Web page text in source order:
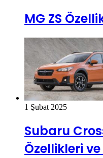
MG ZS
1 Şubat 2025
Subaru
Özellikleri